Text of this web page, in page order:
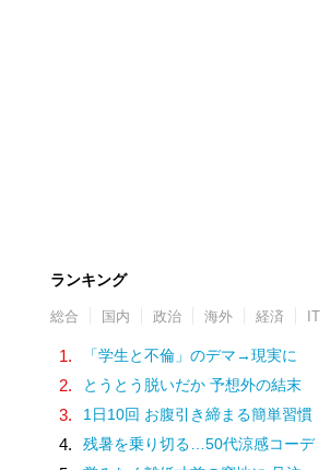
ランキング
総合 国内 政治 海外 経済 IT
1. 「学生と不倫」のデマ→現実に
2. とうとう脱いだか 予想外の結末
3. 1日10回 お腹引き締まる簡単習慣
4. 残暑を乗り切る…50代涼感コーデ